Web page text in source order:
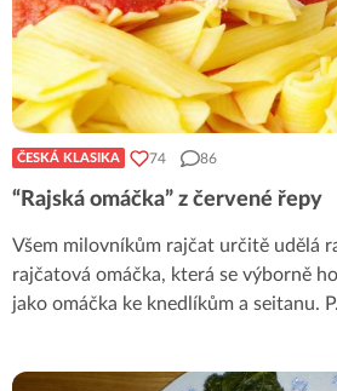
ČESKÁ KLASIKA 74 86
“Rajská omáčka” z červené řepy
Všem milovníkům rajčat určitě udělá
rajčatová omáčka, která se výborně
jako omáčka ke knedlíkům a seitanu. P